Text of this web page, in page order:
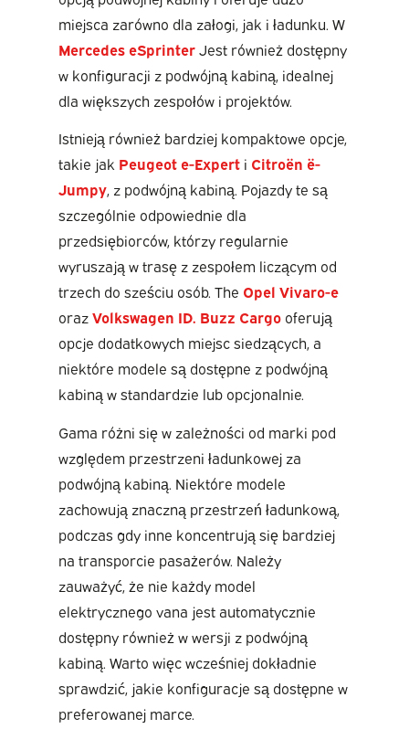
miejsca zarówno dla załogi, jak i ładunku. W
Mercedes eSprinterJest również dostępny
w konfiguracji z podwójną kabiną, idealnej
dla większych zespołów i projektów.
Istnieją również bardziej kompaktowe opcje,
takie jak Peugeot e-Experti Citroën ë-
Jumpy, z podwójną kabiną. Pojazdy te są
szczególnie odpowiednie dla
przedsiębiorców, którzy regularnie
wyruszają w trasę z zespołem liczącym od
trzech do sześciu osób. The Opel Vivaro-e
orazVolkswagen ID. Buzz Cargooferują
opcje dodatkowych miejsc siedzących, a
niektóre modele są dostępne z podwójną
kabiną w standardzie lub opcjonalnie.
Gama różni się w zależności od marki pod
względem przestrzeni ładunkowej za
podwójną kabiną. Niektóre modele
zachowują znaczną przestrzeń ładunkową,
podczas gdy inne koncentrują się bardziej
na transporcie pasażerów. Należy
zauważyć, że nie każdy model
elektrycznego vana jest automatycznie
dostępny również w wersji z podwójną
kabiną. Warto więc wcześniej dokładnie
sprawdzić, jakie konfiguracje są dostępne w
preferowanej marce.